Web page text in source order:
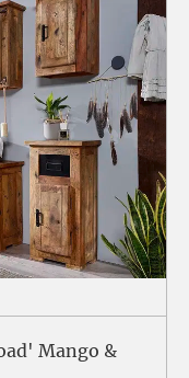
Mango &